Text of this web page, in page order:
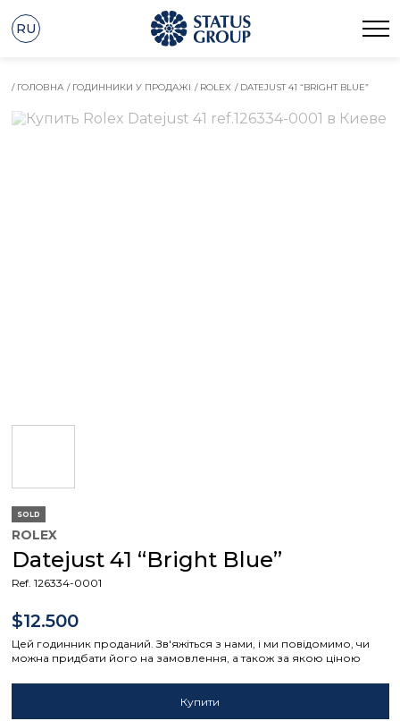
RU
/ ГОЛОВНА / ГОДИННИКИ У ПРОДАЖІ / ROLEX / DATEJUST 41 “BRIGHT BLUE”
SOLD
ROLEX
Datejust 41 “Bright Blue”
Ref. 126334-0001
$12.500
Цей годинник проданий. Зв'яжіться з нами, і ми повідомимо, чи
можна придбати його на замовлення, а також за якою ціною
Купити